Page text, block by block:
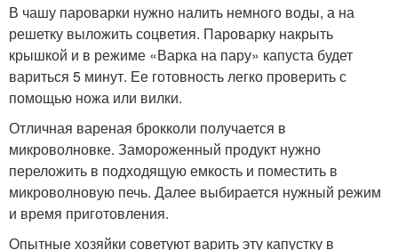
В чашу пароварки нужно налить немного воды, а на
решетку выложить соцветия. Пароварку накрыть
крышкой и в режиме «Варка на пару» капуста будет
вариться 5 минут. Ее готовность легко проверить с
помощью ножа или вилки.
Отличная вареная брокколи получается в
микроволновке. Замороженный продукт нужно
переложить в подходящую емкость и поместить в
микроволновую печь. Далее выбирается нужный режим
и время приготовления.
Опытные хозяйки советуют варить эту капустку в